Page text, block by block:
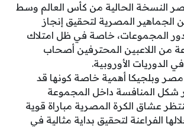
النسخة الحالية من كأس العالم وسط
الجماهير المصرية لتحقيق إنجاز
المجموعات، خاصة في ظل امتلاك
من اللاعبين المحترفين أصحاب
الدوريات الأوروبية.
وبلجيكا أهمية خاصة كونها قد
شكل المنافسة داخل المجموعة
عشاق الكرة المصرية مباراة قوية
الفراعنة لتحقيق بداية مثالية في